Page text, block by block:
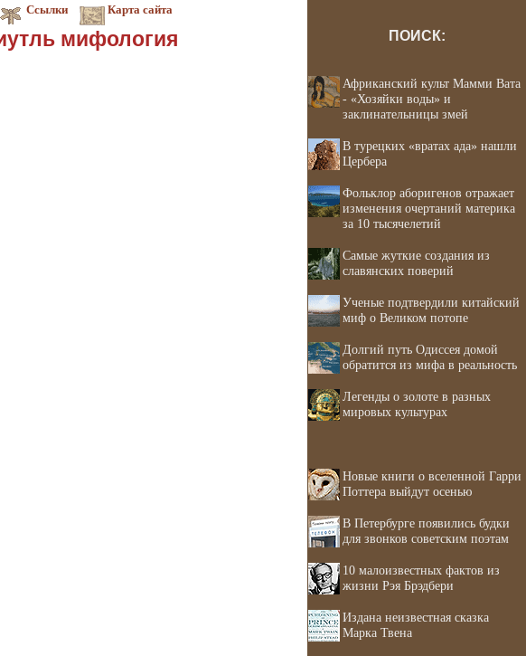
Ссылки Карта сайта
мифология ПОИСК:
Африканский культ Мамми Вата
- «Хозяйки воды» и
заклинательницы змей
В турецких «вратах ада» нашли
Цербера
Фольклор аборигенов отражает
изменения очертаний материка
за 10 тысячелетий
Самые жуткие создания из
славянских поверий
Ученые подтвердили китайский
миф о Великом потопе
Долгий путь Одиссея домой
обратится из мифа в реальность
Легенды о золоте в разных
мировых культурах
Новые книги о вселенной Гарри
Поттера выйдут осенью
В Петербурге появились будки
для звонков советским поэтам
10 малоизвестных фактов из
жизни Рэя Брэдбери
Издана неизвестная сказка
Марка Твена